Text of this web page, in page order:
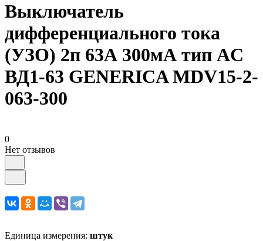
Выключатель
дифференциального тока
(УЗО) 2п 63А 300мА тип AC
ВД1-63 GENERICA MDV15-2-
063-300
0
Нет отзывов
Единица измерения: штук